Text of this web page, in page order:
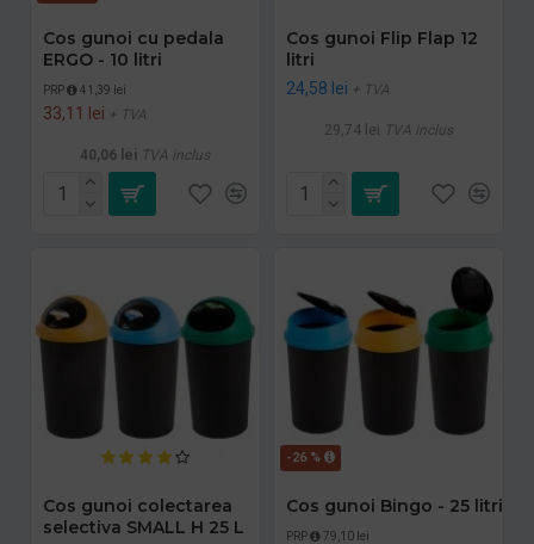
Cos gunoi cu pedala
ERGO - 10 litri
PRP 41,39 lei
33,11 lei + TVA
40,06 lei TVA inclus
Cos gunoi Flip Flap 12
litri
24,58 lei + TVA
29,74 lei TVA inclus
Cos gunoi colectarea
selectiva SMALL H 25 L
-26 %
Cos gunoi Bingo - 25 litri
PRP 79,10 lei